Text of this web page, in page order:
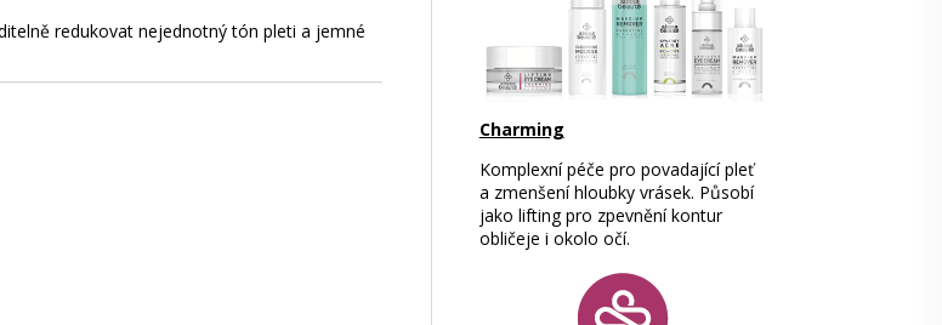
redukovat nejednotný tón pleti a jemné
Charming
Komplexní péče pro povadající pleť
a zmenšení hloubky vrásek. Působí
jako lifting pro zpevnění kontur
obličeje i okolo očí.